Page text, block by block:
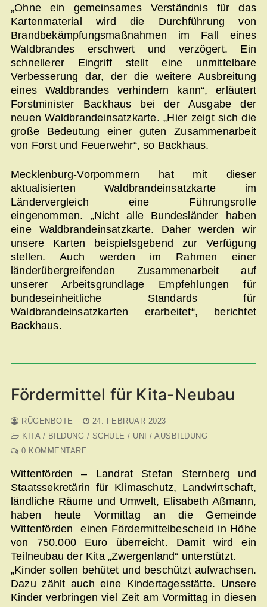
„Ohne ein gemeinsames Verständnis für das
Kartenmaterial wird die Durchführung von
Brandbekämpfungsmaßnahmen im Fall eines
Waldbrandes erschwert und verzögert. Ein
schnellerer Eingriff stellt eine unmittelbare
Verbesserung dar, der die weitere Ausbreitung
eines Waldbrandes verhindern kann“, erläutert
Forstminister Backhaus bei der Ausgabe der
neuen Waldbrandeinsatzkarte. „Hier zeigt sich die
große Bedeutung einer guten Zusammenarbeit
von Forst und Feuerwehr“, so Backhaus.
Mecklenburg-Vorpommern hat mit dieser
aktualisierten Waldbrandeinsatzkarte im
Ländervergleich eine Führungsrolle
eingenommen. „Nicht alle Bundesländer haben
eine Waldbrandeinsatzkarte. Daher werden wir
unsere Karten beispielsgebend zur Verfügung
stellen. Auch werden im Rahmen einer
länderübergreifenden Zusammenarbeit auf
unserer Arbeitsgrundlage Empfehlungen für
bundeseinheitliche Standards für
Waldbrandeinsatzkarten erarbeitet“, berichtet
Backhaus.
Fördermittel für Kita-Neubau
RÜGENBOTE
24. FEBRUAR 2023
KITA / BILDUNG / SCHULE / UNI / AUSBILDUNG
0 KOMMENTARE
Wittenförden – Landrat Stefan Sternberg und
Staatssekretärin für Klimaschutz, Landwirtschaft,
ländliche Räume und Umwelt, Elisabeth Aßmann,
haben heute Vormittag an die Gemeinde
Wittenförden einen Fördermittelbescheid in Höhe
von 750.000 Euro überreicht. Damit wird ein
Teilneubau der Kita „Zwergenland“ unterstützt.
„Kinder sollen behütet und beschützt aufwachsen.
Dazu zählt auch eine Kindertagesstätte. Unsere
Kinder verbringen viel Zeit am Vormittag in diesen